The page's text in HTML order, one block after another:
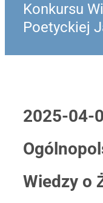
Konkursu
Poetyckiej
2025-04-
Wiedzy o